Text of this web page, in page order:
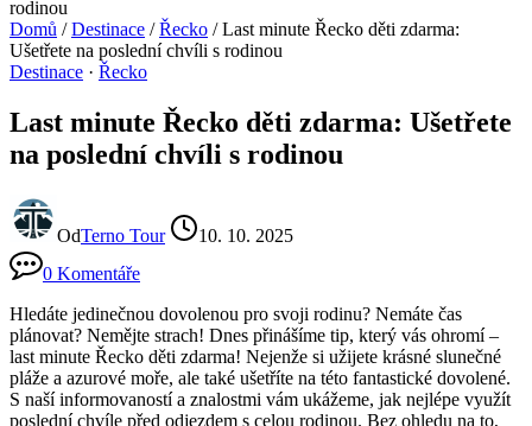
Domů / Destinace / Řecko / Last minute Řecko děti zdarma:
Ušetřete na poslední chvíli s rodinou
Destinace · Řecko
Last minute Řecko děti zdarma: Ušetřete
na poslední chvíli s rodinou
OdTerno Tour
10. 10. 2025
0 Komentáře
Hledáte jedinečnou dovolenou pro svoji rodinu? Nemáte čas
plánovat? Nemějte strach! Dnes přinášíme tip, který vás ohromí –
last minute Řecko děti zdarma! Nejenže si užijete krásné slunečné
pláže a azurové moře, ale také ušetříte na této fantastické dovolené.
S naší informovaností a znalostmi vám ukážeme, jak nejlépe využít
poslední chvíle před odjezdem s celou rodinou. Bez ohledu na to,